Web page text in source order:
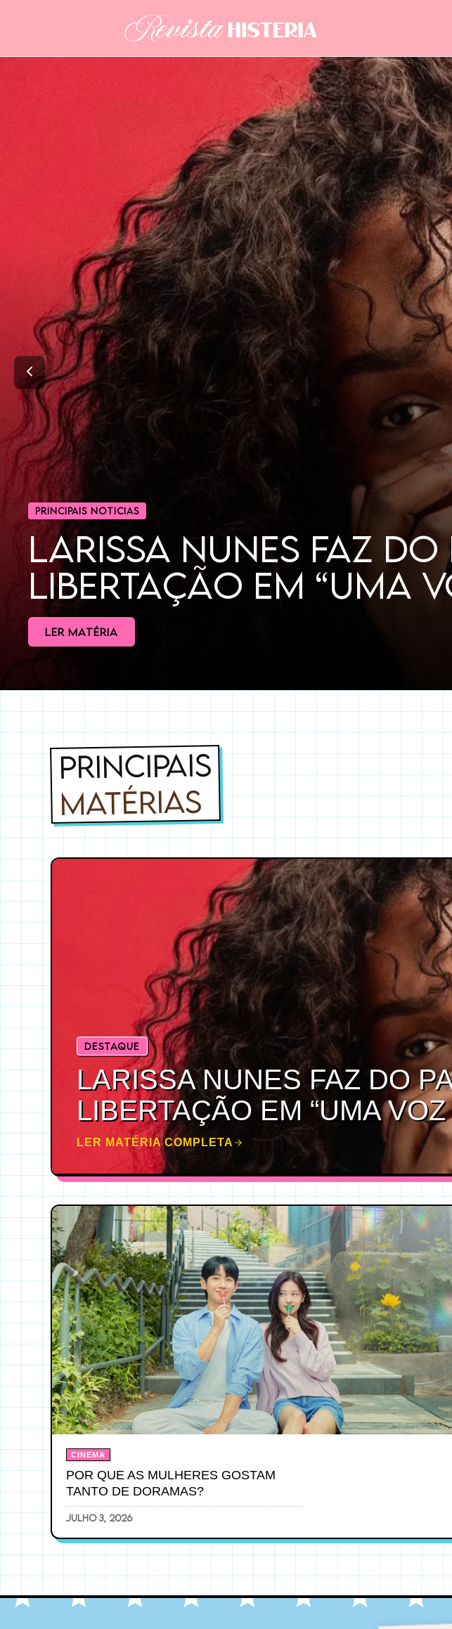
CINEMA
POR QUE AS
DORAMAS?
LER MATÉRIA
PRINCIPAIS
MATÉRIAS
DESTAQUE
LARISSA NUNES FAZ DO
LIBERTAÇÃO EM “UMA
LER MATÉRIA COMPLETA
CINEMA
POR QUE AS MULHERES GOSTAM
TANTO DE DORAMAS?
julho 3, 2026